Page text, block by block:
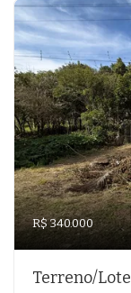
R$ 340.000
Terreno/